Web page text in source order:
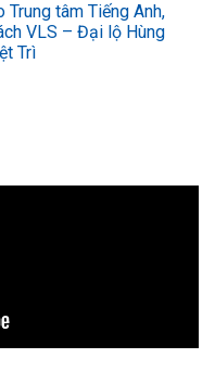
tâm Tiếng Anh,
VLS – Đại lộ Hùng
Trì